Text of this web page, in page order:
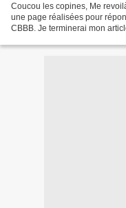
Coucou les copines, Me
une page réalisées pour
CBBB. Je terminerai mon